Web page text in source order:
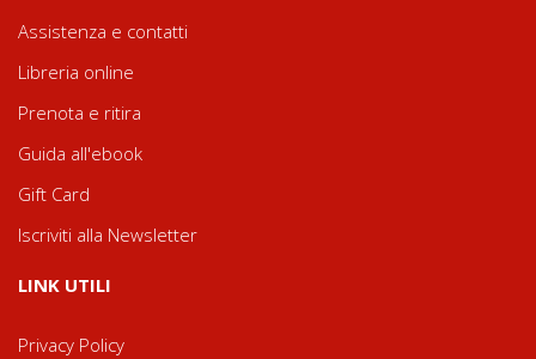
Assistenza e contatti
Libreria online
Prenota e ritira
Guida all'ebook
Gift Card
Iscriviti alla Newsletter
LINK UTILI
Privacy Policy